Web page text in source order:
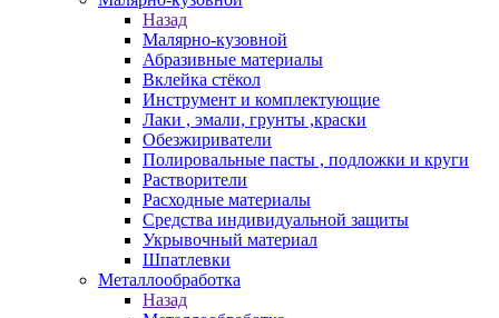
Назад
Малярно-кузовной
Абразивные материалы
Вклейка стёкол
Инструмент и комплектующие
Лаки , эмали, грунты ,краски
Обезжириватели
Полировальные пасты , подложки и круги
Растворители
Расходные материалы
Средства индивидуальной защиты
Укрывочный материал
Шпатлевки
Металлообработка
Назад